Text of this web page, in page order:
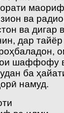
ва
ва дигар
дар
шаффофу
ба
намуд.